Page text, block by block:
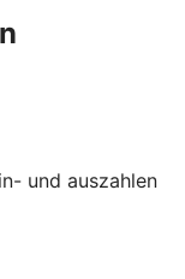
und auszahlen